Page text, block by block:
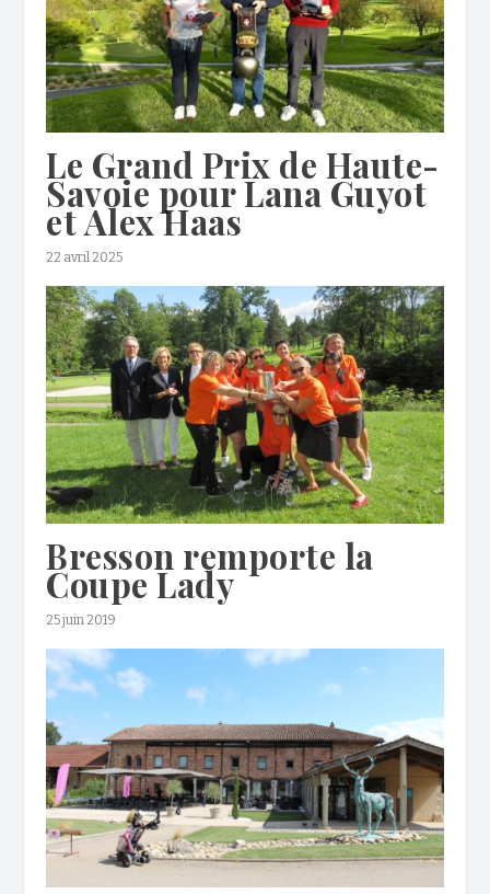
Le Grand Prix de Haute-
Savoie pour Lana Guyot
et Alex Haas
22 avril 2025
Bresson remporte la
Coupe Lady
25 juin 2019